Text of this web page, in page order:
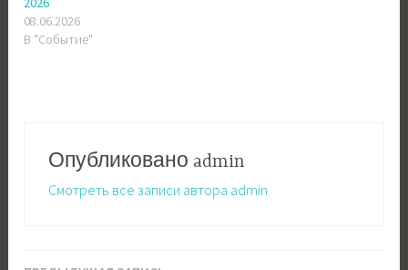
08.06.2026
В "Событие"
Опубликовано admin
Смотреть все записи автора admin